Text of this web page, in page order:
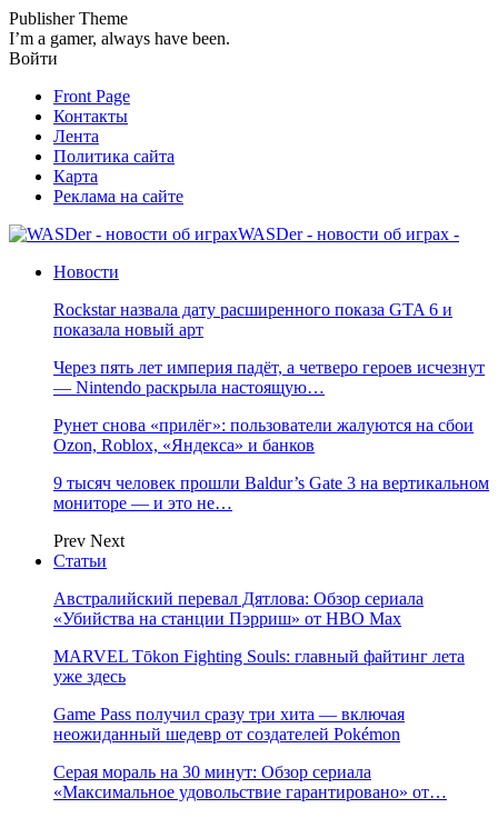
Publisher Theme
I’m a gamer, always have been.
Войти
Front Page
Контакты
Лента
Политика сайта
Карта
Реклама на сайте
WASDer - новости об играх -
Новости
Rockstar назвала дату расширенного показа GTA 6 и
показала новый арт
Через пять лет империя падёт, а четверо героев исчезнут
— Nintendo раскрыла настоящую…
Рунет снова «прилёг»: пользователи жалуются на сбои
Ozon, Roblox, «Яндекса» и банков
9 тысяч человек прошли Baldur’s Gate 3 на вертикальном
мониторе — и это не…
Prev Next
Статьи
Австралийский перевал Дятлова: Обзор сериала
«Убийства на станции Пэрриш» от HBO Max
MARVEL Tōkon Fighting Souls: главный файтинг лета
уже здесь
Game Pass получил сразу три хита — включая
неожиданный шедевр от создателей Pokémon
Серая мораль на 30 минут: Обзор сериала
«Максимальное удовольствие гарантировано» от…